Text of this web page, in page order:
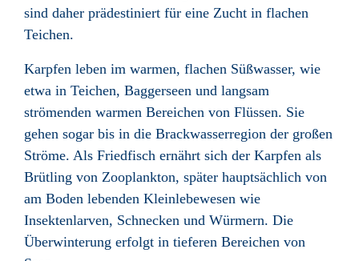
sind daher prädestiniert für eine Zucht in flachen
Teichen.
Karpfen leben im warmen, flachen Süßwasser, wie
etwa in Teichen, Baggerseen und langsam
strömenden warmen Bereichen von Flüssen. Sie
gehen sogar bis in die Brackwasserregion der großen
Ströme. Als Friedfisch ernährt sich der Karpfen als
Brütling von Zooplankton, später hauptsächlich von
am Boden lebenden Kleinlebewesen wie
Insektenlarven, Schnecken und Würmern. Die
Überwinterung erfolgt in tieferen Bereichen von